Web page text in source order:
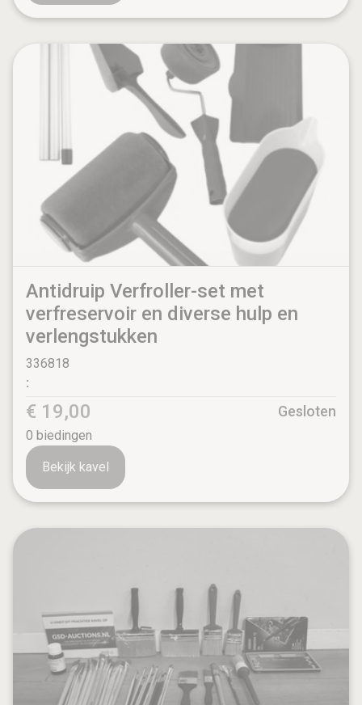
Antidruip Verfroller-set met
verfreservoir en diverse hulp en
verlengstukken
336818
:
€ 19,00
0 biedingen
Gesloten
Bekijk kavel